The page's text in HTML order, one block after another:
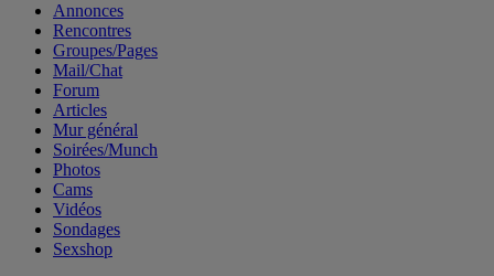
Annonces
Rencontres
Groupes/Pages
Mail/Chat
Forum
Articles
Mur général
Soirées/Munch
Photos
Cams
Vidéos
Sondages
Sexshop